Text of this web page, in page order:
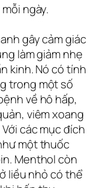
ngày.
gây cảm giác
làm giảm nhẹ
kinh. Nó có tính
trong một số
về hô hấp,
viêm xoang
các mục đích
một thuốc
Menthol còn
liều nhỏ có thể